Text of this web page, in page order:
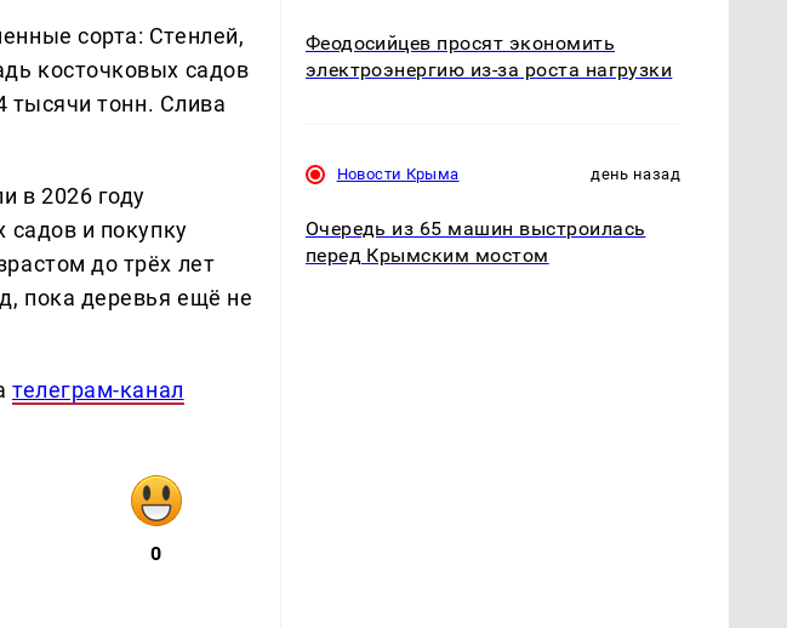
сорта: Стенлей,
косточковых садов
тысячи тонн. Слива
в 2026 году
садов и покупку
до трёх лет
пока деревья ещё не
телеграм-канал
0
Феодосийцев просят экономить
электроэнергию из-за роста нагрузки
Новости Крыма день назад
Очередь из 65 машин выстроилась
перед Крымским мостом